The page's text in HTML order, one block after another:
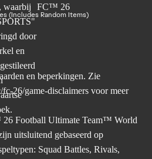
(Includes Random Items)
en beperkingen. Zie
fc-26/game-disclaimers voor meer
Football Ultimate Team™ World
uitsluitend gebaseerd op
Squad Battles, Rivals,